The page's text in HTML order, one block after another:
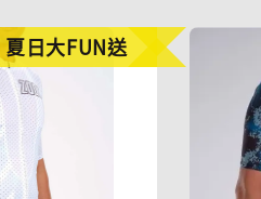
夏日大FUN送